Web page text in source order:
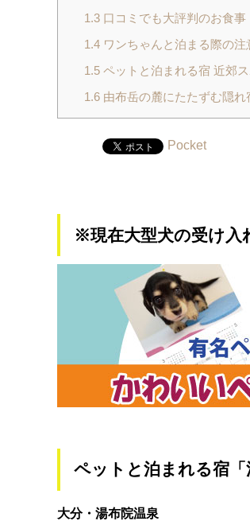
1.3口コミでも大評判のお食事
1.4ワンちゃんと泊まる際の注
1.5ペットと泊まれる宿 近郊ス
1.6由布岳の麓にたたずむ隠れ
Pocket
※現在大型犬の受け
ペットと泊まれる宿
大分・湯布院温泉